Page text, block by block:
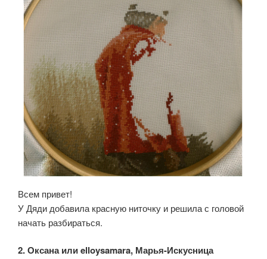
Всем привет!
У Дяди добавила красную ниточку и решила с головой
начать разбираться.
2. Оксана или elloysamara, Марья-Искусница